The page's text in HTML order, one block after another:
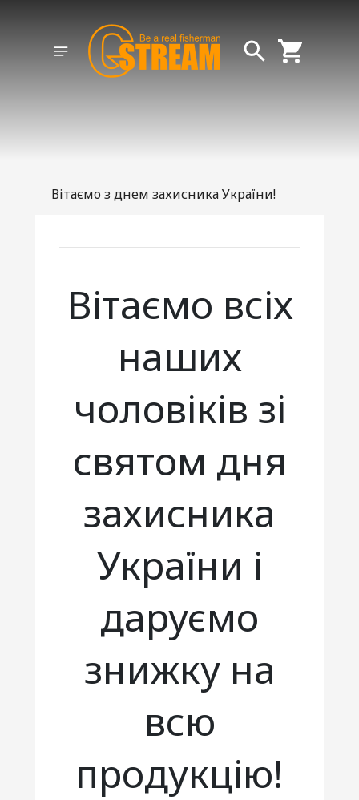
Вітаємо з днем захисника України!
Вітаємо всіх
наших
чоловіків зі
святом дня
захисника
України і
даруємо
знижку на
всю
продукцію!